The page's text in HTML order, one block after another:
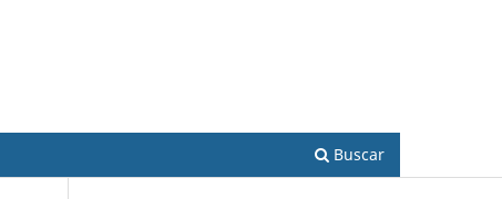
Buscar